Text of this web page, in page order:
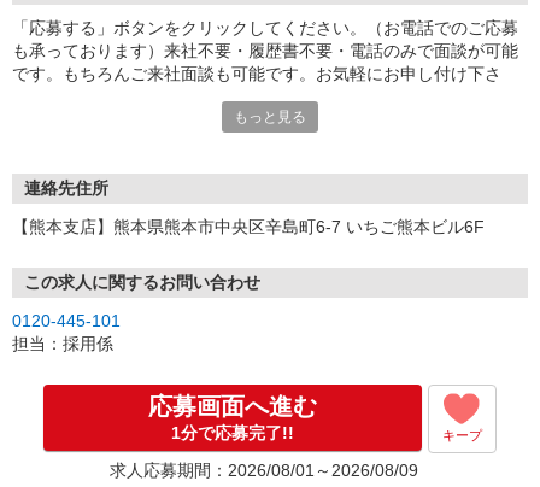
「応募する」ボタンをクリックしてください。（お電話でのご応募
も承っております）来社不要・履歴書不要・電話のみで面談が可能
です。もちろんご来社面談も可能です。お気軽にお申し付け下さ
もっと見る
連絡先住所
【熊本支店】熊本県熊本市中央区辛島町6-7 いちご熊本ビル6F
この求人に関するお問い合わせ
0120-445-101
担当：採用係
応募画面へ進む
1分で応募完了!! キープ
求人応募期間：2026/08/01～2026/08/09